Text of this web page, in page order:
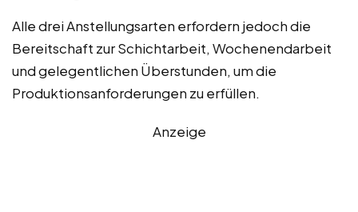
Alle drei Anstellungsarten erfordern jedoch die
Bereitschaft zur Schichtarbeit, Wochenendarbeit
und gelegentlichen Überstunden, um die
Produktionsanforderungen zu erfüllen.
Anzeige